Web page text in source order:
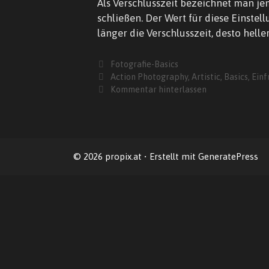
Als Verschlusszeit bezeichnet man
schließen. Der Wert für diese
länger die Verschlusszeit, desto
Kategorien
Fotografie-Basics
Schlagwörter
Action Photography, Artistic, Basics,
Kommentar hinterlassen
© 2026 propix.at • Erstellt mit GeneratePress